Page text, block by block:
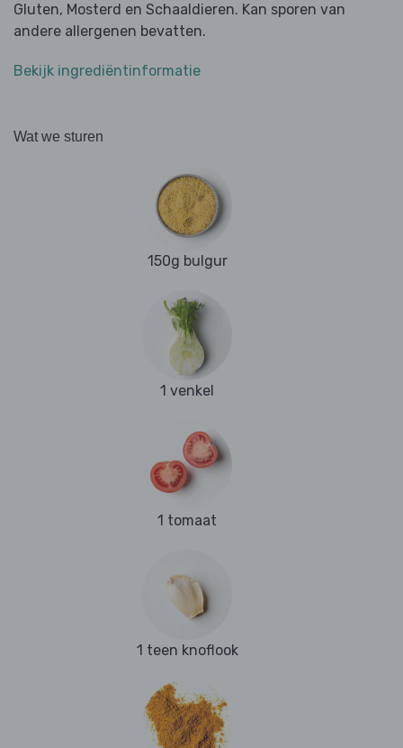
Gluten, Mosterd en Schaaldieren. Kan sporen van
andere allergenen bevatten.
Bekijk ingrediëntinformatie
Wat we sturen
150g bulgur
1 venkel
1 tomaat
1 teen knoflook